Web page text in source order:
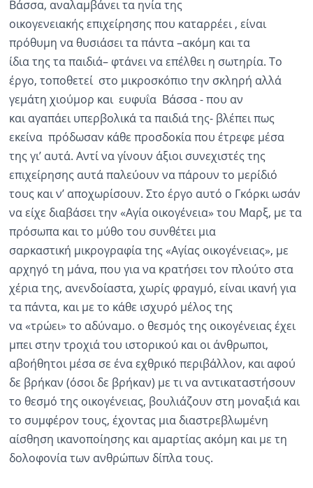
Βάσσα, αναλαμβάνει τα ηνία της
οικογενειακής επιχείρησης που καταρρέει , είναι
πρόθυμη να θυσιάσει τα πάντα –ακόμη και τα
ίδια της τα παιδιά– φτάνει να επέλθει η σωτηρία. Το
έργο, τοποθετεί στο μικροσκόπιο την σκληρή αλλά
γεμάτη χιούμορ και ευφυΐα Βάσσα - που αν
και αγαπάει υπερβολικά τα παιδιά της- βλέπει πως
εκείνα πρόδωσαν κάθε προσδοκία που έτρεφε μέσα
της γι’ αυτά. Αντί να γίνουν άξιοι συνεχιστές της
επιχείρησης αυτά παλεύουν να πάρουν το μερίδιό
τους και ν’ αποχωρίσουν. Στο έργο αυτό ο Γκόρκι ωσάν
να είχε διαβάσει την «Αγία οικογένεια» του Μαρξ, με τα
πρόσωπα και το μύθο του συνθέτει μια
σαρκαστική μικρογραφία της «Αγίας οικογένειας», με
αρχηγό τη μάνα, που για να κρατήσει τον πλούτο στα
χέρια της, ανενδοίαστα, χωρίς φραγμό, είναι ικανή για
τα πάντα, και με το κάθε ισχυρό μέλος της
να «τρώει» το αδύναμο. ο θεσμός της οικογένειας έχει
μπει στην τροχιά του ιστορικού και οι άνθρωποι,
αβοήθητοι μέσα σε ένα εχθρικό περιβάλλον, και αφού
δε βρήκαν (όσοι δε βρήκαν) με τι να αντικαταστήσουν
το θεσμό της οικογένειας, βουλιάζουν στη μοναξιά και
το συμφέρον τους, έχοντας μια διαστρεβλωμένη
αίσθηση ικανοποίησης και αμαρτίας ακόμη και με τη
δολοφονία των ανθρώπων δίπλα τους.